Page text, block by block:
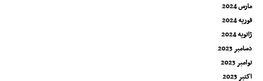
مارس 2024
فوریه 2024
ژانویه 2024
دسامبر 2023
نوامبر 2023
اکتبر 2023